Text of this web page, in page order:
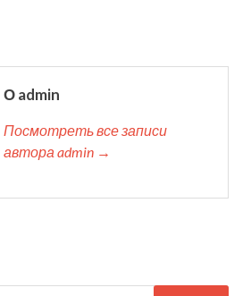
О admin
Посмотреть все записи
автора admin →